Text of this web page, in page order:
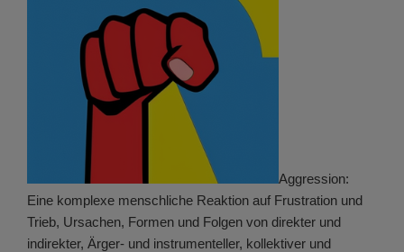
Aggression:
Eine komplexe menschliche Reaktion auf Frustration und
Trieb, Ursachen, Formen und Folgen von direkter und
indirekter, Ärger- und instrumenteller, kollektiver und